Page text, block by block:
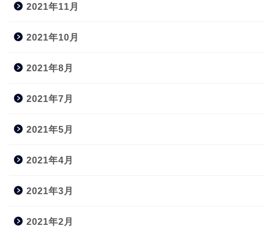
2021年11月
2021年10月
2021年8月
2021年7月
2021年5月
2021年4月
2021年3月
2021年2月